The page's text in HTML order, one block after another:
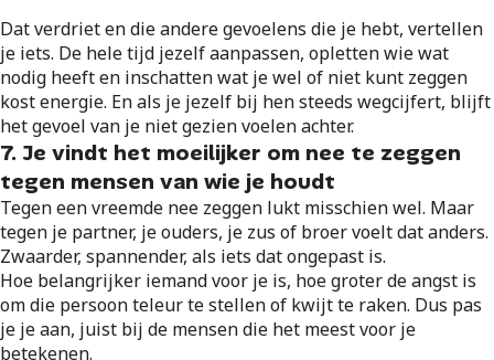
Dat verdriet en die andere gevoelens die je hebt, vertellen
je iets. De hele tijd jezelf aanpassen, opletten wie wat
nodig heeft en inschatten wat je wel of niet kunt zeggen
kost energie. En als je jezelf bij hen steeds wegcijfert, blijft
het gevoel van je niet gezien voelen achter.
7. Je vindt het moeilijker om nee te zeggen
tegen mensen van wie je houdt
Tegen een vreemde nee zeggen lukt misschien wel. Maar
tegen je partner, je ouders, je zus of broer voelt dat anders.
Zwaarder, spannender, als iets dat ongepast is.
Hoe belangrijker iemand voor je is, hoe groter de angst is
om die persoon teleur te stellen of kwijt te raken. Dus pas
je je aan, juist bij de mensen die het meest voor je
betekenen.